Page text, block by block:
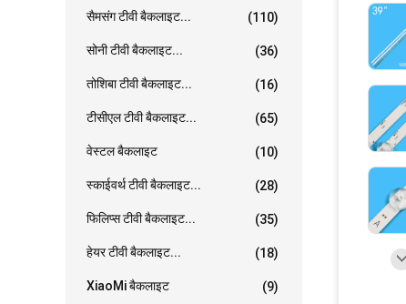
सैमसंग टीवी बैकलाइट... (110)
सोनी टीवी बैकलाइट... (36)
तोशिबा टीवी बैकलाइट... (16)
टीसीएल टीवी बैकलाइट... (65)
वेस्टल बैकलाइट (10)
स्काईवर्थ टीवी बैकलाइट... (28)
फिलिप्स टीवी बैकलाइट... (35)
हेयर टीवी बैकलाइट... (18)
XiaoMi बैकलाइट (9)